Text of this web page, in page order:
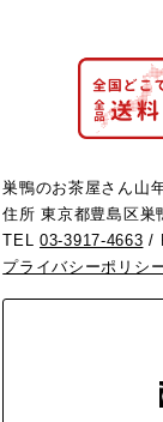
巣鴨のお茶屋さん山
住所 東京都豊島区
TEL03-3917-4663 /
プライバシーポリシ